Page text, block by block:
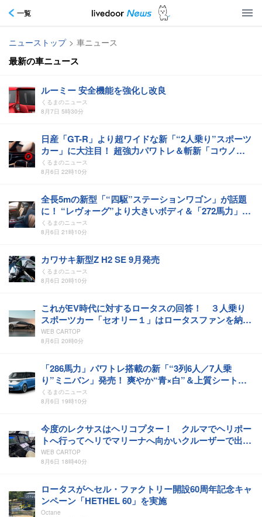
一覧
ニューストップ > 車ニュース
最新の車ニュース
ルーミー 安全機能を強化し改良
くるまのニュース
8月7日 5時30分
日産「GT-R」より超ワイドな新「“2人乗り”スポーツ
カー」に大注目！ 超強力パワトレ＆斬新「コウノト
リ“ウィング”」採用！ イスパノ・スイザ「カルメン
サグレラ」スペイン仕様がスゴイ！
くるまのニュース
8月6日 22時10分
全長5mの新型「“四駆”ステーションワゴン」が話題
に！ “レヴォーグ”より大きいボディ＆「272馬力」エ
ンジンに「燃費イイのが意外」「実用性高そう」の声
も！ アウディ「A6アバント」に注目
くるまのニュース
8月6日 21時10分
カワサキ新型Z H2 SE 9月発売
くるまのニュース
8月6日 20時10分
これがEV時代に対するロータスの回答！ ３人乗り
スポーツカー「セオリー１」はロータスファンを納得
させられるか？
WEB CARTOP
8月6日 20時0分
「286馬力」パワトレ搭載の新「“3列6人／7人乗
り”ミニバン」発売！ 爽やか“青×白”＆上質シート採
用！ VW「IDバズ ファースト アニバーサリー エディ
ション」登場
くるまのニュース
8月6日 19時10分
今度のレクサスはヘリコプター！ クルマでヘリポー
トへ行ってヘリでマリーナへ向かいクルーザーで出
航……なんて陸海空レクサス三昧が現実に!!
WEB CARTOP
8月6日 18時40分
ロータスがヘセル・ファクトリー開設60周年記念キャ
ンペーン「HETHEL 60」を実施
Octane